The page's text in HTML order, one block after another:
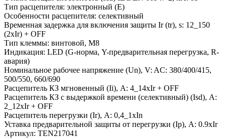
Тип расцепителя: электронный (E)
Особенности расцепителя: селективный
Временная задержка для включения защиты Ir (tr), s: 12_150
(2xIr) + OFF
Тип клеммы: винтовой, M8
Индикация: LED (G-норма, Y-предварительная перегрузка, R-
авария)
Номинальное рабочее напряжение (Un), V: AC: 380/400/415,
500/550, 660/690
Расцепитель КЗ мгновенный (Ii), A: 4_14xIr + OFF
Расцепитель КЗ с выдержкой времени (селективный) (Isd), A:
2_12xIr + OFF
Расцепитель перегрузки (Ir), A: 0,4_1xIn
Уставка предварительной защиты от перегрузки (Ip), A: 0.9xIr
Артикул: TEN217041